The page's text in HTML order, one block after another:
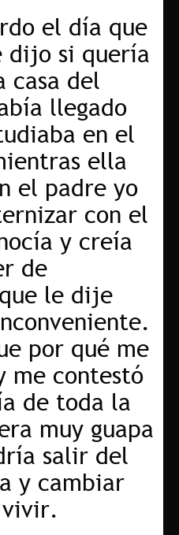
el día que
dijo si quería
casa del
llegado
en el
ella
el padre yo
con el
y creía
de
le dije
por qué me
me contestó
de toda la
muy guapa
salir del
y cambiar